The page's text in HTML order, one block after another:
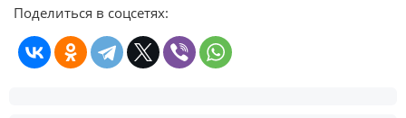
Поделиться в соцсетях: